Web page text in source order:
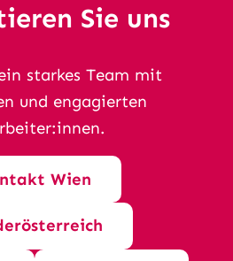
Sie uns
starkes Team mit
und engagierten
Wien